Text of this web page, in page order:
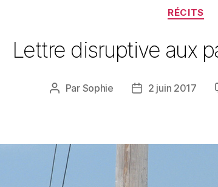
RÉCITS
Lettre disruptive aux
Auteur
Par Sophie
Date2 juin 2017